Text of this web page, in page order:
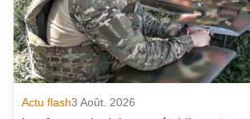
Actu flash3 Août. 2026